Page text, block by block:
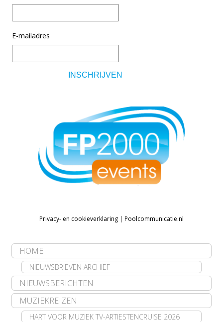
E-mailadres
Privacy- en cookieverklaring | Poolcommunicatie.nl
HOME
NIEUWSBRIEVEN ARCHIEF
NIEUWSBERICHTEN
MUZIEKREIZEN
HART VOOR MUZIEK TV-ARTIESTENCRUISE 2026